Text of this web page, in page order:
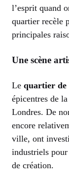
l’esprit quand
quartier recèle
principales
Une scène
Le quartier de
épicentres de
Londres. De
encore
ville, ont
industriels
de création.